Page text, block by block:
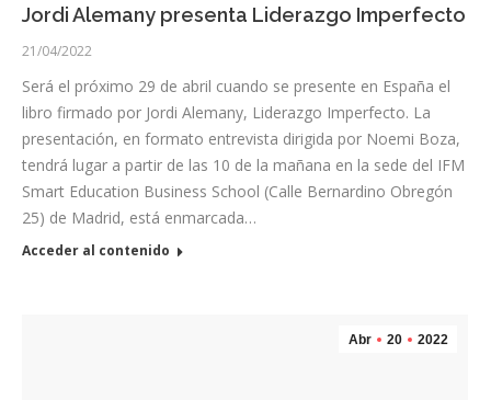
Jordi Alemany presenta Liderazgo Imperfecto
21/04/2022
Será el próximo 29 de abril cuando se presente en España el
libro firmado por Jordi Alemany, Liderazgo Imperfecto. La
presentación, en formato entrevista dirigida por Noemi Boza,
tendrá lugar a partir de las 10 de la mañana en la sede del IFM
Smart Education Business School (Calle Bernardino Obregón
25) de Madrid, está enmarcada…
Acceder al contenido
Abr 20 2022